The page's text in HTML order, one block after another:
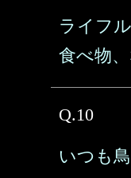
ライフ
食べ物
Q.10
いつも